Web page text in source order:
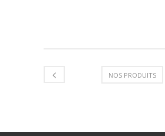
NOS PRODUITS